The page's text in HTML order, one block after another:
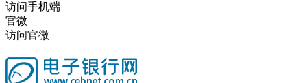
访问手机端
官微
访问官微